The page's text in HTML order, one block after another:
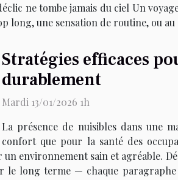
ne tombe jamais du ciel Un
une sensation de routine, ou
Stratégies efficaces
durablement
Mardi 13/01/2026 1h
La présence de nuisibles dans une
confort que pour la santé des
environnement sain et agréable.
le long terme — chaque